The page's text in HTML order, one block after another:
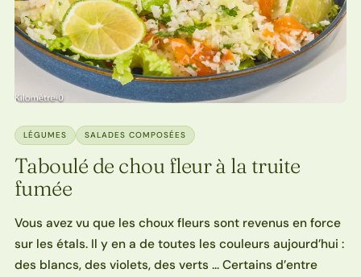
LÉGUMES SALADES COMPOSÉES
Taboulé de chou fleur à la truite
fumée
Vous avez vu que les choux fleurs sont revenus en force
sur les étals. Il y en a de toutes les couleurs aujourd’hui :
des blancs, des violets, des verts … Certains d’entre